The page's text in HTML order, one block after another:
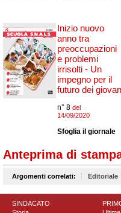
Inizio nuovo
anno tra
preoccupazioni
e problemi
irrisolti - Un
impegno per il
futuro dei
n° 8 del
14/09/2020
Sfoglia il giornale
Anteprima di
Argomenti correlati: Editoriale
SINDACATO